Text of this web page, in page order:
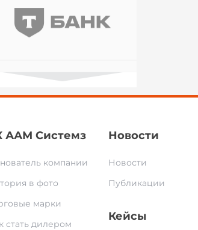
ААМ Системз
компании
в фото
марки
стать дилером
Новости
Новости
Публикации
Кейсы